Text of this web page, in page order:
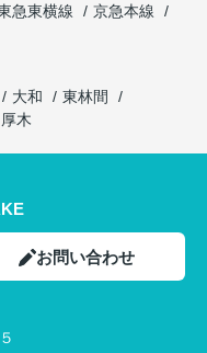
急東横線
京急本線
大和
東林間
厚木
お問い合わせ